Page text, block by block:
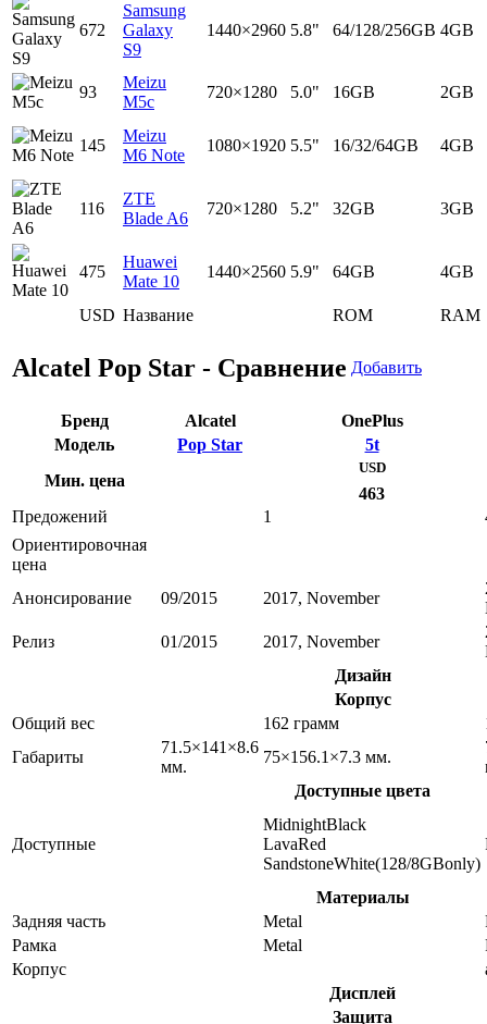
USD Название ROM RAM
672
Samsung
Galaxy
S9
1440×2960 5.8" 64/128/256GB 4GB
93
Meizu
M5c
720×1280 5.0" 16GB 2GB
145
Meizu
M6 Note
1080×1920 5.5" 16/32/64GB 4GB
116
ZTE
Blade A6
720×1280 5.2" 32GB 3GB
475
Huawei
Mate 10
1440×2560 5.9" 64GB 4GB
Alcatel Pop Star - Сравнение Добавить
Бренд Alcatel
OnePlus
Модель
Pop Star
5t
Мин. цена
USD
463
Предожений
1
Ориентировочная
цена
Анонсирование
09/2015 2017, November
Релиз
01/2015 2017, November
Дизайн
Корпус
Общий вес
162 грамм
Габариты
71.5×141×8.6
мм.
75×156.1×7.3 мм.
Доступные цвета
Доступные
MidnightBlack
LavaRed
SandstoneWhite(128/8GBonly)
Материалы
Задняя часть
Metal
Рамка
Metal
Корпус
Дисплей
Защита